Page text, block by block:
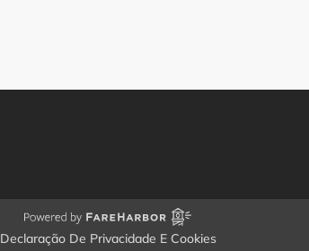
Declaração De Privacidade E Cookies